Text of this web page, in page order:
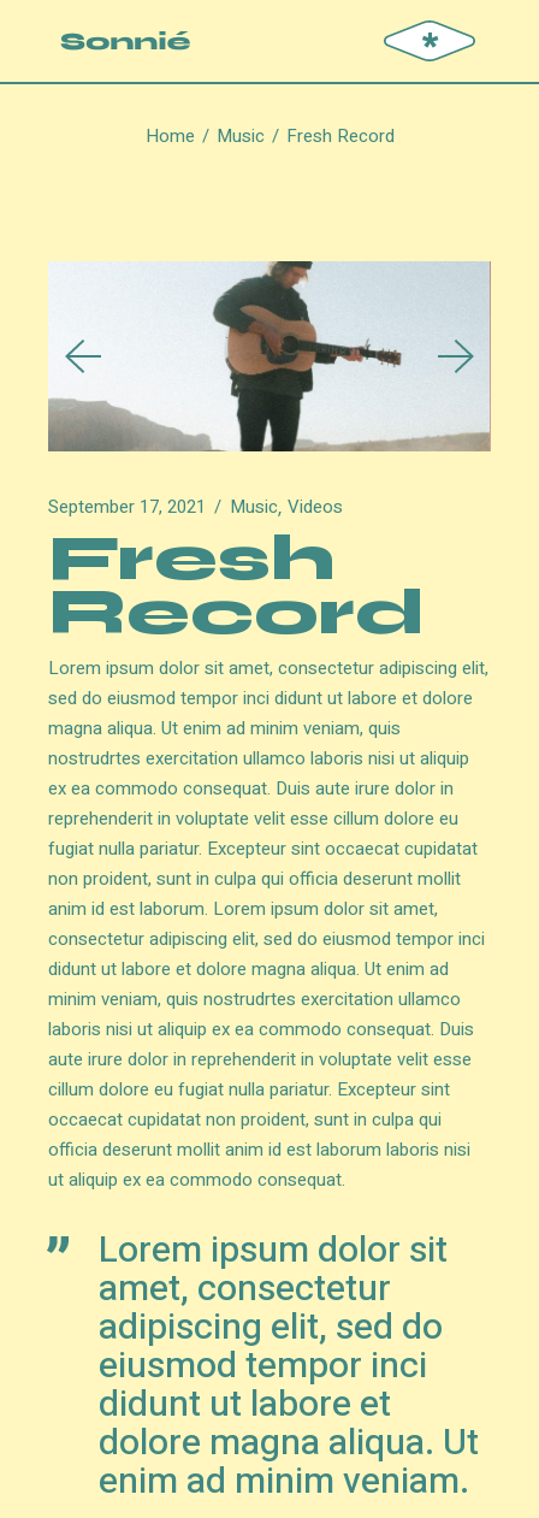
*
Home Music Fresh Record
September 17, 2021 Music Videos
Fresh
Record
Lorem ipsum dolor sit amet, consectetur adipiscing elit,
sed do eiusmod tempor inci didunt ut labore et dolore
magna aliqua. Ut enim ad minim veniam, quis
nostrudrtes exercitation ullamco laboris nisi ut aliquip
ex ea commodo consequat. Duis aute irure dolor in
reprehenderit in voluptate velit esse cillum dolore eu
fugiat nulla pariatur. Excepteur sint occaecat cupidatat
non proident, sunt in culpa qui officia deserunt mollit
anim id est laborum. Lorem ipsum dolor sit amet,
consectetur adipiscing elit, sed do eiusmod tempor inci
didunt ut labore et dolore magna aliqua. Ut enim ad
minim veniam, quis nostrudrtes exercitation ullamco
laboris nisi ut aliquip ex ea commodo consequat. Duis
aute irure dolor in reprehenderit in voluptate velit esse
cillum dolore eu fugiat nulla pariatur. Excepteur sint
occaecat cupidatat non proident, sunt in culpa qui
officia deserunt mollit anim id est laborum laboris nisi
ut aliquip ex ea commodo consequat.
Lorem ipsum dolor sit
amet, consectetur
adipiscing elit, sed do
eiusmod tempor inci
didunt ut labore et
dolore magna aliqua. Ut
enim ad minim veniam.